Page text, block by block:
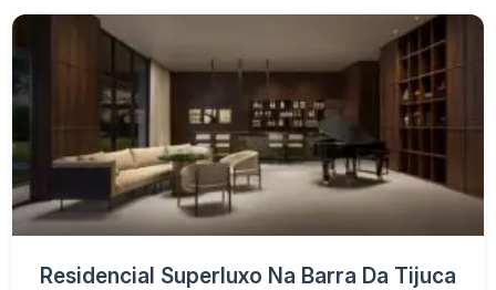
Residencial Superluxo Na Barra Da Tijuca